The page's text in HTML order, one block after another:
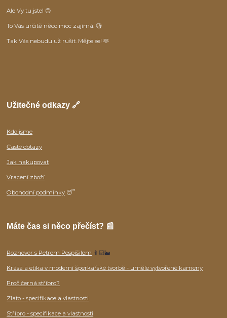
Ale Vy tu jste! 😊
To Vás určitě něco moc zajímá. 🧐
Tak Vás nebudu už rušit. Mějte se! 🫶
Užitečné odkazy 🔗
Kdo jsme
Časté dotazy
Jak nakupovat
Vracení zboží
Obchodní podmínky 😴
Máte čas si něco přečíst? 📰
Rozhovor s Petrem Pospíšilem 👨🏻‍🏭
Krása a etika v moderní šperkařské tvorbě - uměle vytvořené kameny
Proč černá stříbro?
Zlato - specifikace a vlastnosti
Stříbro - specifikace a vlastnosti